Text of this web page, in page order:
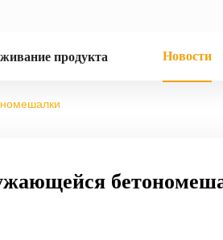
продукта Новости